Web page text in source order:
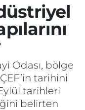
Odası, bölge
tarihini
tarihleri
belirten
Fikstür